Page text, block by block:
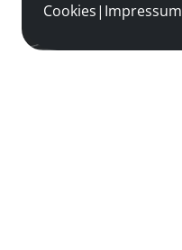
Cookies| Impressum